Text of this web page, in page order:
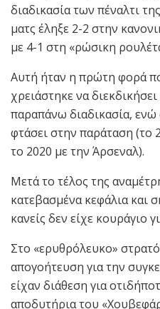
διαδικασία των πέναλτι
ματς έληξε 2-2 στην
με 4-1 στη «ρώσικη
Αυτή ήταν η πρώτη φορά
χρειάστηκε να
παραπάνω διαδικασία, ενώ
φτάσει στην παράταση (το
το 2020 με την Άρσεναλ).
Μετά το τέλος της
κατεβασμένα κεφάλια
κανείς δεν είχε κουράγιο
Στο «ερυθρόλευκο»
απογοήτευση για την
είχαν διάθεση για
αποδυτήρια του